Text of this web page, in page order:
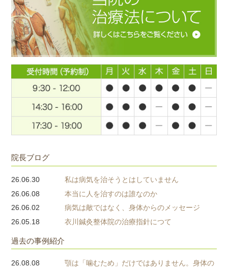
院長ブログ
26.06.30
私は病気を治そうとはしていません
26.06.08
本当に人を治すのは誰なのか
26.06.02
病気は敵ではなく、身体からのメッセージ
26.05.18
衣川鍼灸整体院の治療指針につて
過去の事例紹介
26.08.08
顎は「噛むため」だけではありません。身体の